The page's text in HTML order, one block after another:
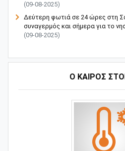
(09-08-2025)
Δεύτερη φωτιά σε 24 ώρες στη
συναγερμός και σήμερα για το
(09-08-2025)
Ο ΚΑΙΡΟΣ